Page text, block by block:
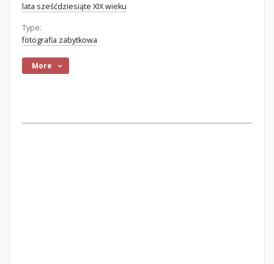
lata sześćdziesiąte XIX wieku
Type:
fotografia zabytkowa
More